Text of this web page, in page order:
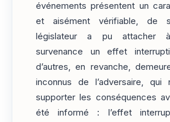
événements présentent un
et aisément vérifiable, de
législateur a pu attacher
survenance un effet
d’autres, en revanche,
inconnus de l’adversaire, qui
supporter les conséquences
été informé : l’effet